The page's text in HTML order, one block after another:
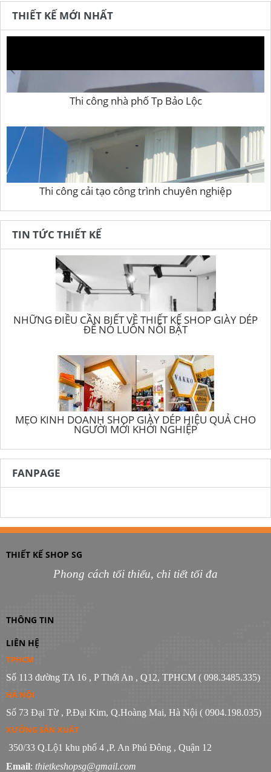
THIẾT KẾ MỚI NHẤT
Thi công nhà phố Tp Bảo Lộc
Thi công cải tạo công trình chuyên nghiệp
TIN TỨC THIẾT KẾ
NHỮNG ĐIỀU CẦN BIẾT VỀ THIẾT KẾ SHOP GIÀY DÉP
ĐỂ NÓ LUÔN NỔI BẬT
MẸO KINH DOANH SHOP GIÀY DÉP HIỆU QUẢ CHO
NGƯỜI MỚI KHỞI NGHIỆP
FANPAGE
THIẾT KẾ SHOP SG
Phong cách tối thiểu, chi tiết tối đa
THÔNG TIN
LIÊN HỆ
TPHCM
Số 113 đường TA 16 , P Thới An , Q12, TPHCM ( 098.3485.335)
HÀ NỘI
Số 73 Đại Từ , P.Đại Kim, Q.Hoàng Mai, Hà Nội ( 0904.198.035)
XƯỞNG SẢN XUẤT
350/33 Q.Lộ1 khu phố 4 ,P. An Phú Đông , Quận 12
Email: thietkeshopsg@gmail.com